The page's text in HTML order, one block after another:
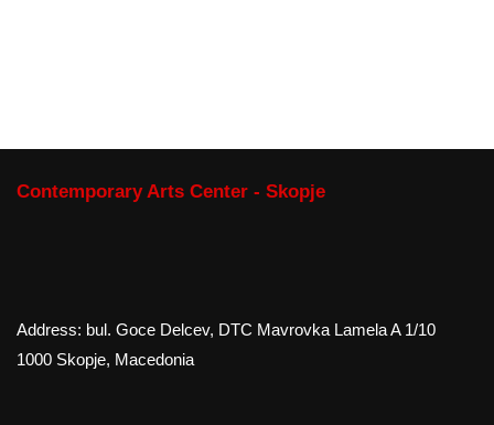
Contemporary Arts Center - Skopje
Address: bul. Goce Delcev, DTC Mavrovka Lamela A 1/10
1000 Skopje, Macedonia